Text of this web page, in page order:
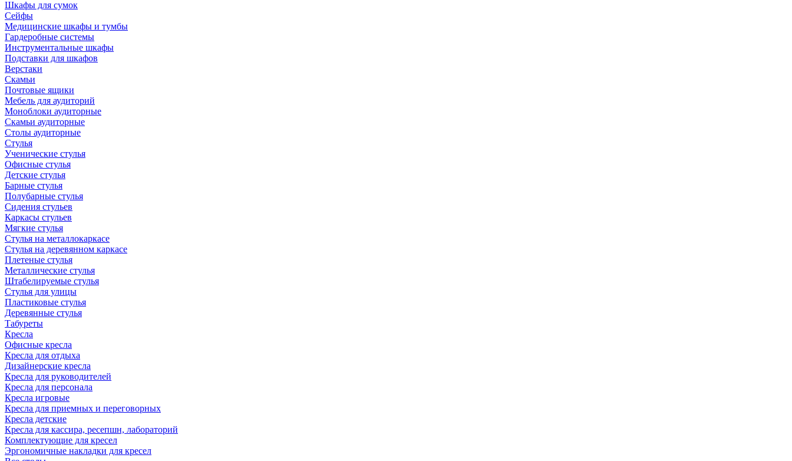
Шкафы для сумок
Сейфы
Медицинские шкафы и тумбы
Гардеробные системы
Инструментальные шкафы
Подставки для шкафов
Верстаки
Скамьи
Почтовые ящики
Мебель для аудиторий
Моноблоки аудиторные
Скамьи аудиторные
Столы аудиторные
Стулья
Ученические стулья
Офисные стулья
Детские стулья
Барные стулья
Полубарные стулья
Сидения стульев
Каркасы стульев
Мягкие стулья
Стулья на металлокаркасе
Стулья на деревянном каркасе
Плетеные стулья
Металлические стулья
Штабелируемые стулья
Стулья для улицы
Пластиковые стулья
Деревянные стулья
Табуреты
Кресла
Офисные кресла
Кресла для отдыха
Дизайнерские кресла
Кресла для руководителей
Кресла для персонала
Кресла игровые
Кресла для приемных и переговорных
Кресла детские
Кресла для кассира, ресепшн, лабораторий
Комплектующие для кресел
Эргономичные накладки для кресел